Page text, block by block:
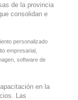
de la provincia
consolidan e
personalizado
empresarial,
software de
en la
Las